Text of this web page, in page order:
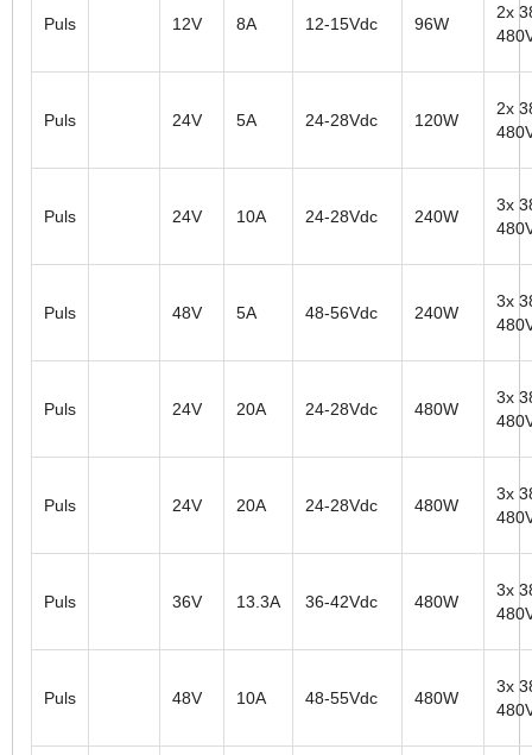
Puls 12V 8A 12-15Vdc 96W
2x
Puls 24V 5A 24-28Vdc 120W
2x
Puls 24V 10A 24-28Vdc 240W
3x
Puls 48V 5A 48-56Vdc 240W
3x
Puls 24V 20A 24-28Vdc 480W
3x
Puls 24V 20A 24-28Vdc 480W
3x
Puls 36V 13.3A 36-42Vdc 480W
3x
Puls 48V 10A 48-55Vdc 480W
3x